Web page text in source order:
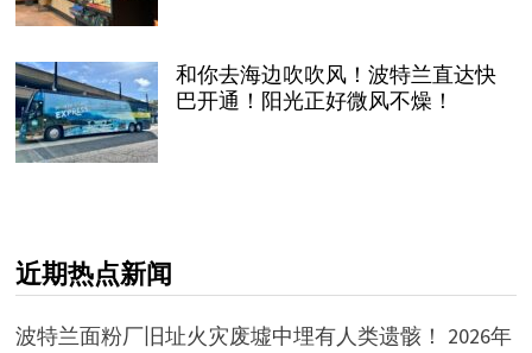
和你去海边吹吹风！波特兰直达快
巴开通！阳光正好微风不燥！
近期热点新闻
波特兰面粉厂旧址火灾废墟中埋有人类遗骸！ 2026年